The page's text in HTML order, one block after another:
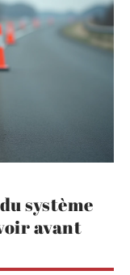
système
avant